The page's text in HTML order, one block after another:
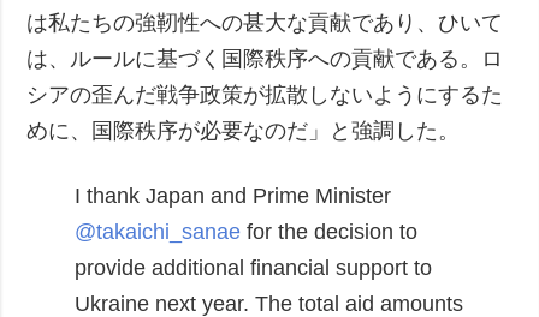
は私たちの強靭性への甚大な貢献であり、ひいて
は、ルールに基づく国際秩序への貢献である。ロ
シアの歪んだ戦争政策が拡散しないようにするた
めに、国際秩序が必要なのだ」と強調した。
I thank Japan and Prime Minister
@takaichi_sanae for the decision to
provide additional financial support to
Ukraine next year. The total aid amounts